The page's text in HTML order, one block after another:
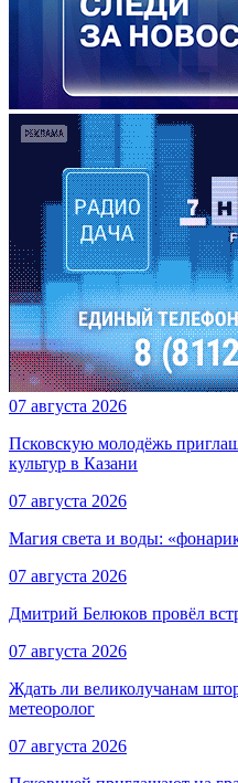
07 августа 2026
Псковскую молодёжь
культур в Казани
07 августа 2026
Магия света и воды:
07 августа 2026
Дмитрий Белюков провёл
07 августа 2026
Ждать ли великолучанам
метеоролог
07 августа 2026